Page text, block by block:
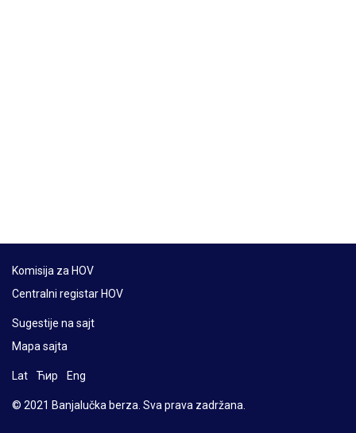
Komisija za HOV
Centralni registar HOV
Sugestije na sajt
Mapa sajta
Lat Ћир Eng
© 2021 Banjalučka berza. Sva prava zadržana.